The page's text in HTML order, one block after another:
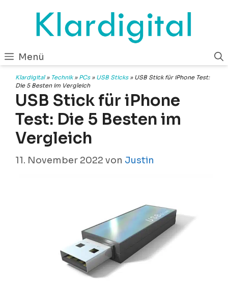
springen
Menü
Klardigital» Technik» PCs» USB Sticks» USB Stick für iPhone Test:
Die 5 Besten im Vergleich
USB Stick für iPhone
Test: Die 5 Besten im
Vergleich
11. November 2022 von Justin